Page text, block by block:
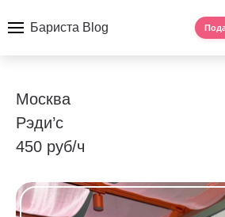
Бариста Blog
Москва
Рэди’с
450 руб/ч